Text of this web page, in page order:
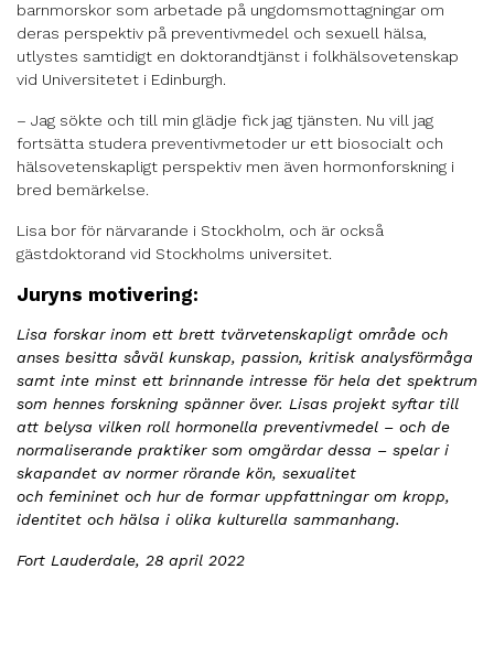
barnmorskor som arbetade på ungdomsmottagningar om
deras perspektiv på preventivmedel och sexuell hälsa,
utlystes samtidigt en doktorandtjänst i folkhälsovetenskap
vid Universitetet i Edinburgh.
– Jag sökte och till min glädje fick jag tjänsten. Nu vill jag
fortsätta studera preventivmetoder ur ett biosocialt och
hälsovetenskapligt perspektiv men även hormonforskning i
bred bemärkelse.
Lisa bor för närvarande i Stockholm, och är också
gästdoktorand vid Stockholms universitet.
Juryns motivering:
Lisa forskar inom ett brett tvärvetenskapligt område och
anses besitta såväl kunskap, passion, kritisk analysförmåga
samt inte minst ett brinnande intresse för hela det spektrum
som hennes forskning spänner över. Lisas projekt syftar till
att belysa vilken roll hormonella preventivmedel – och de
normaliserande praktiker som omgärdar dessa – spelar i
skapandet av normer rörande kön, sexualitet
och femininet och hur de formar uppfattningar om kropp,
identitet och hälsa i olika kulturella sammanhang.
Fort Lauderdale, 28 april 2022